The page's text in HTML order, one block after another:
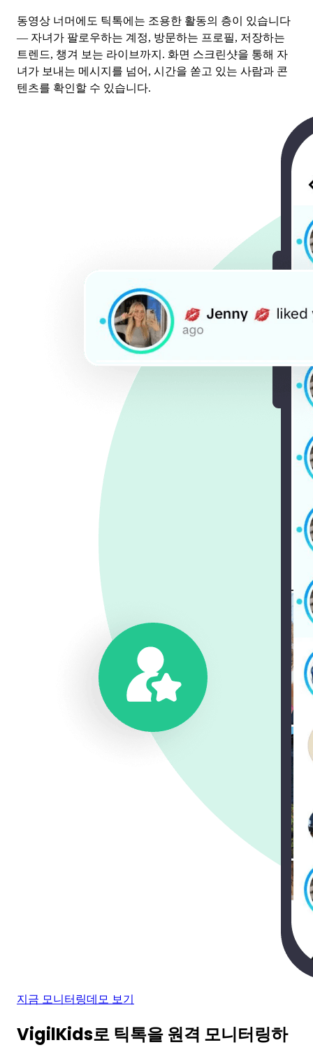
동영상 너머에도 틱톡에는 조용한 활동의 층이 있습니다
— 자녀가 팔로우하는 계정, 방문하는 프로필, 저장하는
트렌드, 챙겨 보는 라이브까지. 화면 스크린샷을 통해 자
녀가 보내는 메시지를 넘어, 시간을 쏟고 있는 사람과 콘
텐츠를 확인할 수 있습니다.
지금 모니터링데모 보기
VigilKids로 틱톡을 원격 모니터링하